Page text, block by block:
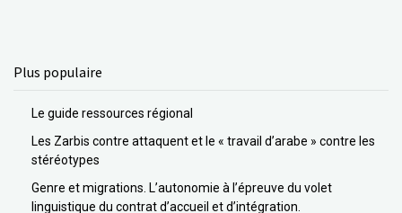
Plus populaire
Le guide ressources régional
Les Zarbis contre attaquent et le « travail d’arabe » contre les
stéréotypes
Genre et migrations. L’autonomie à l’épreuve du volet
linguistique du contrat d’accueil et d’intégration.